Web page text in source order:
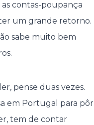
contas-poupança
um grande retorno.
sabe muito bem
pense duas vezes.
em Portugal para pôr
tem de contar